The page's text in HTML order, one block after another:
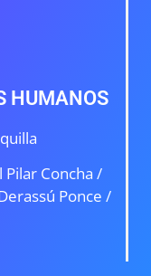
HUMANOS
Pilar Concha /
Ponce /